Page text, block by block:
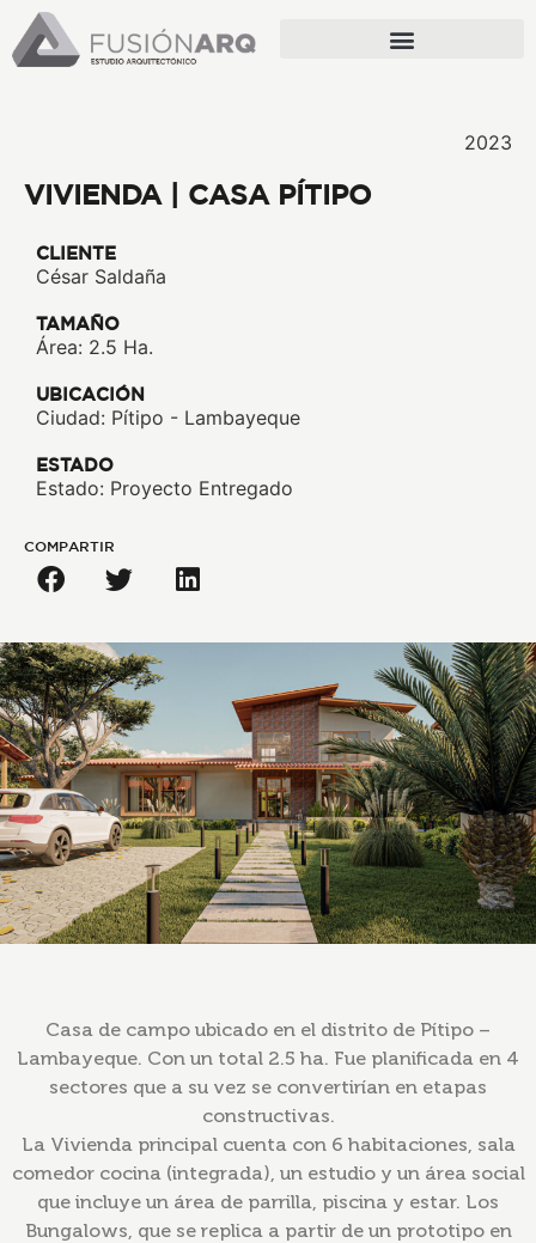
2023
VIVIENDA | CASA PÍTIPO
CLIENTE
César Saldaña
TAMAÑO
Área: 2.5 Ha.
UBICACIÓN
Ciudad: Pítipo - Lambayeque
ESTADO
Estado: Proyecto Entregado
COMPARTIR
Casa de campo ubicado en el distrito de Pítipo –
Lambayeque. Con un total 2.5 ha. Fue planificada en 4
sectores que a su vez se convertirían en etapas
constructivas.
La Vivienda principal cuenta con 6 habitaciones, sala
comedor cocina (integrada), un estudio y un área social
que incluye un área de parrilla, piscina y estar. Los
Bungalows, que se replica a partir de un prototipo en